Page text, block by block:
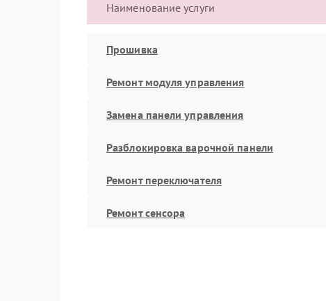
Наименование услуги
Прошивка
Ремонт модуля управления
Замена панели управления
Разблокировка варочной панели
Ремонт переключателя
Ремонт сенсора